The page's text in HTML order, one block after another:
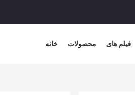
خانه محصولات فیلم های